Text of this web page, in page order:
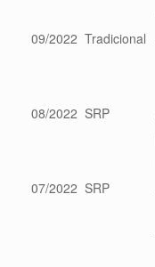
09/2022 Tradicional
08/2022 SRP
07/2022 SRP